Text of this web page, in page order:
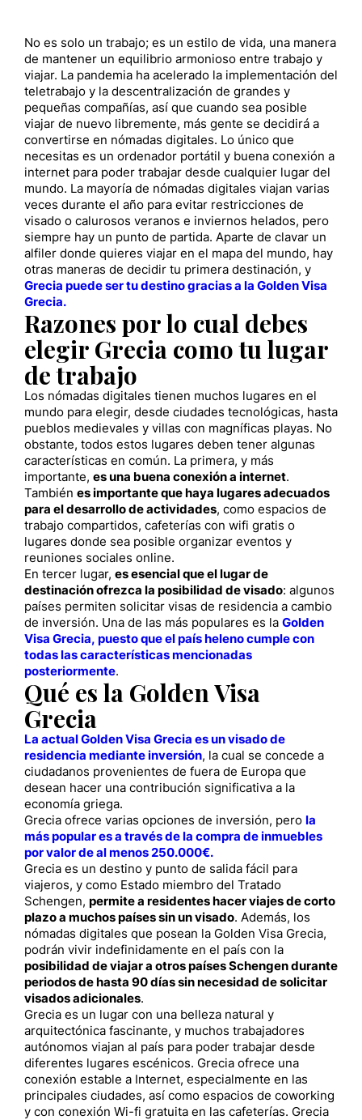
No es solo un trabajo; es un estilo de vida, una manera
de mantener un equilibrio armonioso entre trabajo y
viajar. La pandemia ha acelerado la implementación del
teletrabajo y la descentralización de grandes y
pequeñas compañías, así que cuando sea posible
viajar de nuevo libremente, más gente se decidirá a
convertirse en nómadas digitales. Lo único que
necesitas es un ordenador portátil y buena conexión a
internet para poder trabajar desde cualquier lugar del
mundo. La mayoría de nómadas digitales viajan varias
veces durante el año para evitar restricciones de
visado o calurosos veranos e inviernos helados, pero
siempre hay un punto de partida. Aparte de clavar un
alfiler donde quieres viajar en el mapa del mundo, hay
otras maneras de decidir tu primera destinación, y
Grecia puede ser tu destino gracias a la Golden Visa
Grecia.
Razones por lo cual debes
elegir Grecia como tu lugar
de trabajo
Los nómadas digitales tienen muchos lugares en el
mundo para elegir, desde ciudades tecnológicas, hasta
pueblos medievales y villas con magníficas playas. No
obstante, todos estos lugares deben tener algunas
características en común. La primera, y más
importante, es una buena conexión a internet.
También es importante que haya lugares adecuados
para el desarrollo de actividades, como espacios de
trabajo compartidos, cafeterías con wifi gratis o
lugares donde sea posible organizar eventos y
reuniones sociales online.
En tercer lugar, es esencial que el lugar de
destinación ofrezca la posibilidad de visado: algunos
países permiten solicitar visas de residencia a cambio
de inversión. Una de las más populares es la Golden
Visa Grecia, puesto que el país heleno cumple con
todas las características mencionadas
posteriormente.
Qué es la Golden Visa
Grecia
La actual Golden Visa Grecia es un visado de
residencia mediante inversión, la cual se concede a
ciudadanos provenientes de fuera de Europa que
desean hacer una contribución significativa a la
economía griega.
Grecia ofrece varias opciones de inversión, pero la
más popular es a través de la compra de inmuebles
por valor de al menos 250.000€.
Grecia es un destino y punto de salida fácil para
viajeros, y como Estado miembro del Tratado
Schengen, permite a residentes hacer viajes de corto
plazo a muchos países sin un visado. Además, los
nómadas digitales que posean la Golden Visa Grecia,
podrán vivir indefinidamente en el país con la
posibilidad de viajar a otros países Schengen durante
periodos de hasta 90 días sin necesidad de solicitar
visados adicionales.
Grecia es un lugar con una belleza natural y
arquitectónica fascinante, y muchos trabajadores
autónomos viajan al país para poder trabajar desde
diferentes lugares escénicos. Grecia ofrece una
conexión estable a Internet, especialmente en las
principales ciudades, así como espacios de coworking
y con conexión Wi-fi gratuita en las cafeterías. Grecia